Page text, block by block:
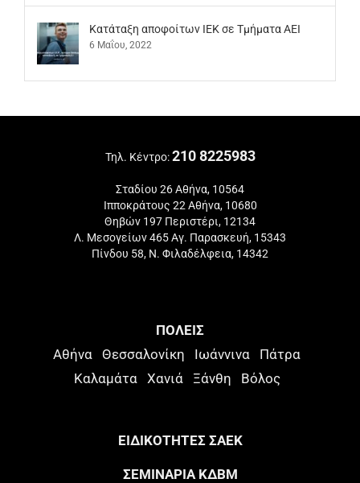
Kατάταξη αποφοίτων ΙΕΚ σε Τμήματα ΑΕΙ
6 Μαΐου, 2022
Τηλ. Κέντρο:210 8225983
Σταδίου 26 Αθήνα, 10564
Ιπποκράτους 22 Αθήνα, 10680
Θηβών 197 Περιστέρι, 12134
Λ. Μεσογείων 465 Αγ. Παρασκευή, 15343
Πίνδου 58, Ν. Φιλαδέλφεια, 14342
ΠΟΛΕΙΣ
Αθήνα Θεσσαλονίκη Ιωάννινα
Πάτρα
Καλαμάτα
Χανιά Ξάνθη Βόλος
ΕΙΔΙΚΟΤΗΤΕΣ ΣΑΕΚ
ΣΕΜΙΝΑΡΙΑ ΚΔΒΜ